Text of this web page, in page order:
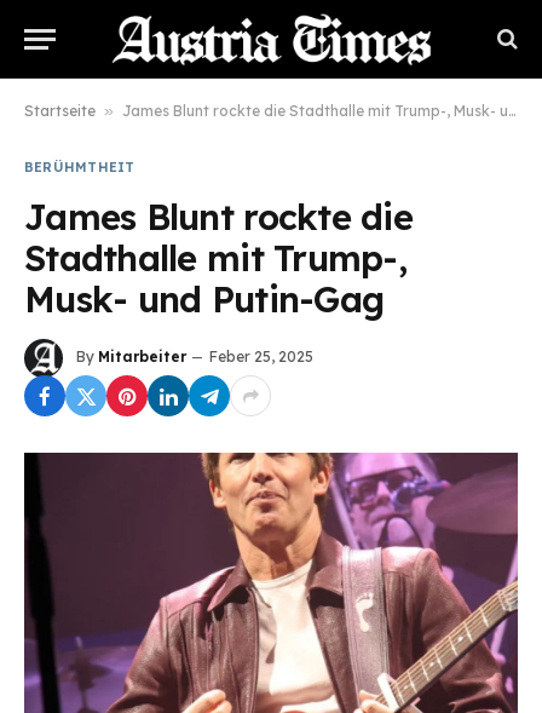
Startseite » James Blunt rockte die Stadthalle mit Trump-, Musk- und Putin-Gag
BERÜHMTHEIT
James Blunt rockte die
Stadthalle mit Trump-,
Musk- und Putin-Gag
By Mitarbeiter Feber 25, 2025